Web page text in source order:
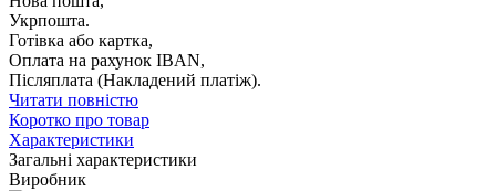
Укрпошта.
Готівка або картка,
Оплата на рахунок IBAN,
Післяплата (Накладений платіж).
Читати повністю
Коротко про товар
Характеристики
Загальні характеристики
Виробник